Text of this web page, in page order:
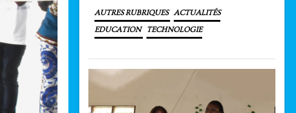
AUTRES RUBRIQUES ACTUALITÉS
EDUCATION TECHNOLOGIE